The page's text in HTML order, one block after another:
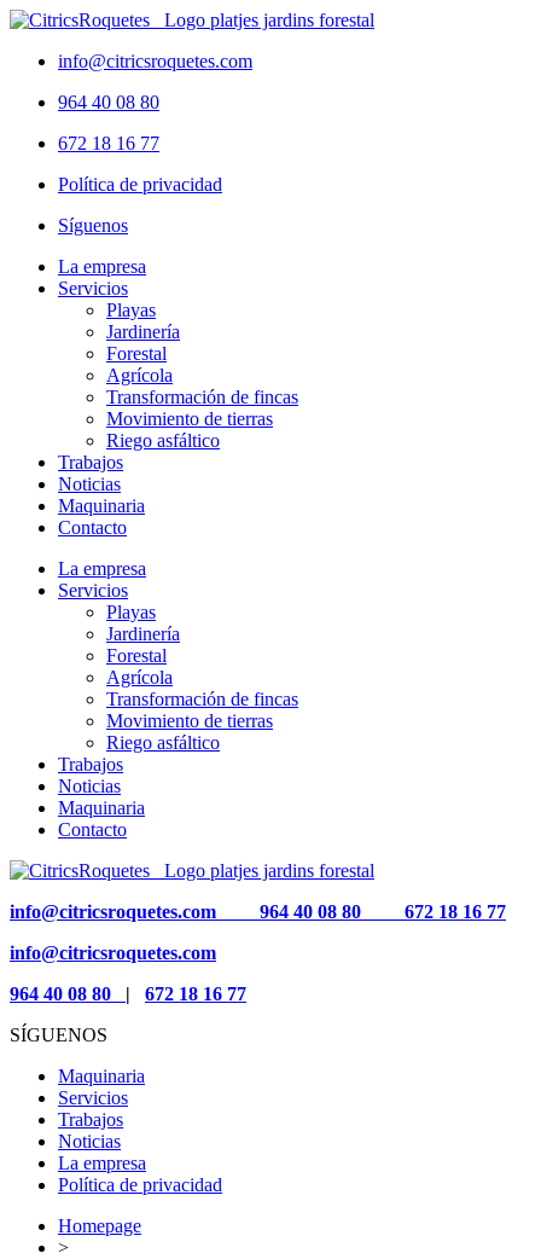
info@citricsroquetes.com
964 40 08 80
672 18 16 77
Política de privacidad
Síguenos
La empresa
Servicios
Playas
Jardinería
Forestal
Agrícola
Transformación de fincas
Movimiento de tierras
Riego asfáltico
Trabajos
Noticias
Maquinaria
Contacto
La empresa
Servicios
Playas
Jardinería
Forestal
Agrícola
Transformación de fincas
Movimiento de tierras
Riego asfáltico
Trabajos
Noticias
Maquinaria
Contacto
info@citricsroquetes.com 964 40 08 80 672 18 16 77
info@citricsroquetes.com
964 40 08 80 | 672 18 16 77
SÍGUENOS
Maquinaria
Servicios
Trabajos
Noticias
La empresa
Política de privacidad
Homepage
>